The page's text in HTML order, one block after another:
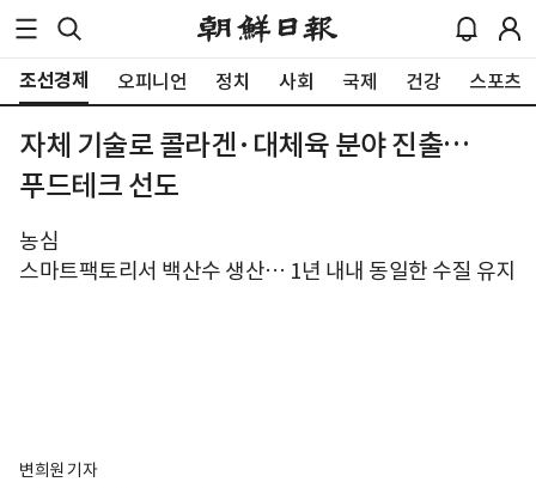
조선경제 오피니언 정치 사회 국제 건강 스포츠
자체 기술로 콜라겐·대체육 분야 진출…
푸드테크 선도
농심
스마트팩토리서 백산수 생산… 1년 내내 동일한 수질 유지
변희원 기자